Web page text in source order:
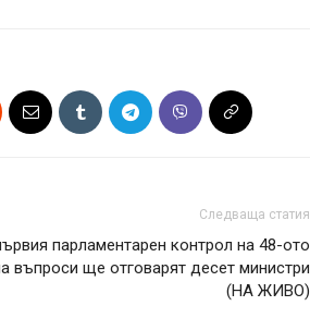
Следваща статия
парламентарен контрол на 48-ото
въпроси ще отговарят десет министри
(НА ЖИВО)